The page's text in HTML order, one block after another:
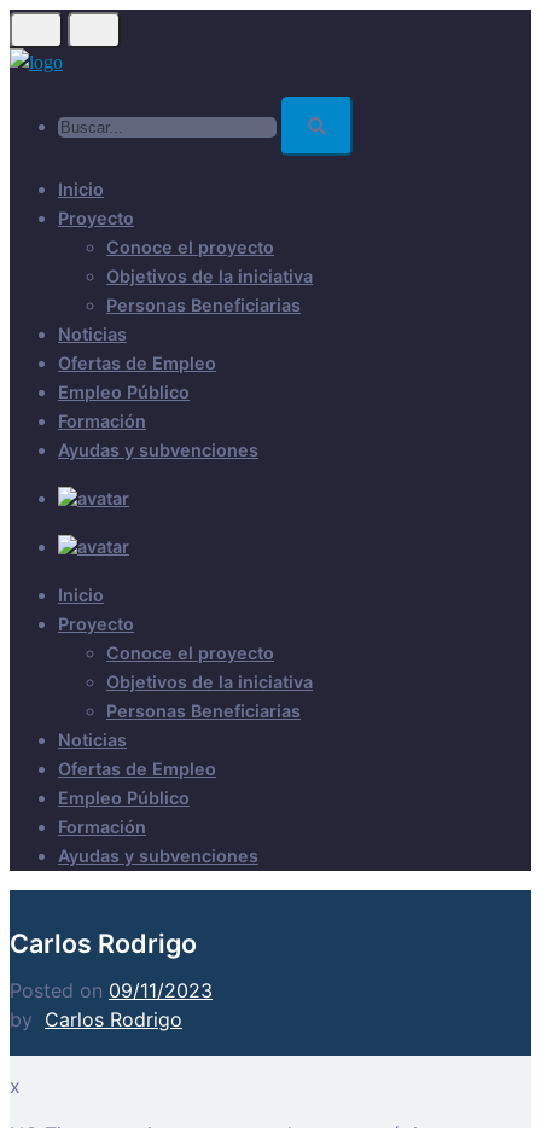
Skip
to
Inicio
Proyecto
Conoce el proyecto
Objetivos de la iniciativa
Personas Beneficiarias
Noticias
Ofertas de Empleo
Empleo Público
Formación
Ayudas y subvenciones
Inicio
Proyecto
Conoce el proyecto
Objetivos de la iniciativa
Personas Beneficiarias
Noticias
Ofertas de Empleo
Empleo Público
Formación
Ayudas y subvenciones
Carlos Rodrigo
Posted on 09/11/2023
by Carlos Rodrigo
x